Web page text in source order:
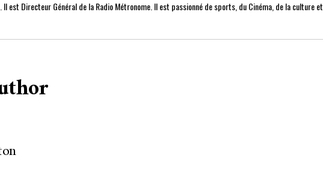
Il est Directeur Général de la Radio Métronome. Il est passionné de sports, du Cinéma, de la culture